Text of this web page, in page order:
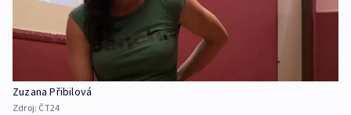
Zuzana Přibilová
Zdroj: ČT24